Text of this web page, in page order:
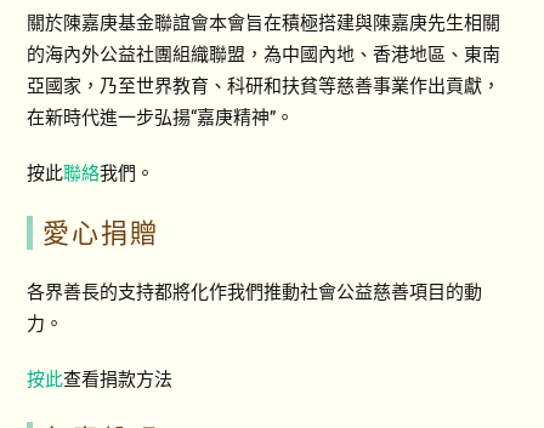
關於陳嘉庚基金聯誼會本會旨在積極搭建與陳嘉庚先生相關
的海內外公益社團組織聯盟，為中國內地、香港地區、東南
亞國家，乃至世界教育、科研和扶貧等慈善事業作出貢獻，
在新時代進一步弘揚“嘉庚精神”。
按此聯絡我們。
愛心捐贈
各界善長的支持都將化作我們推動社會公益慈善項目的動
力。
按此查看捐款方法